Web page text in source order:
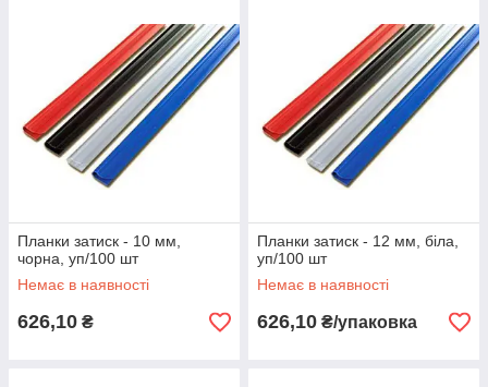
Планки затиск - 10 мм,
чорна, уп/100 шт
Немає в наявності
626,10 ₴
Планки затиск - 12 мм, біла,
уп/100 шт
Немає в наявності
626,10 ₴/упаковка